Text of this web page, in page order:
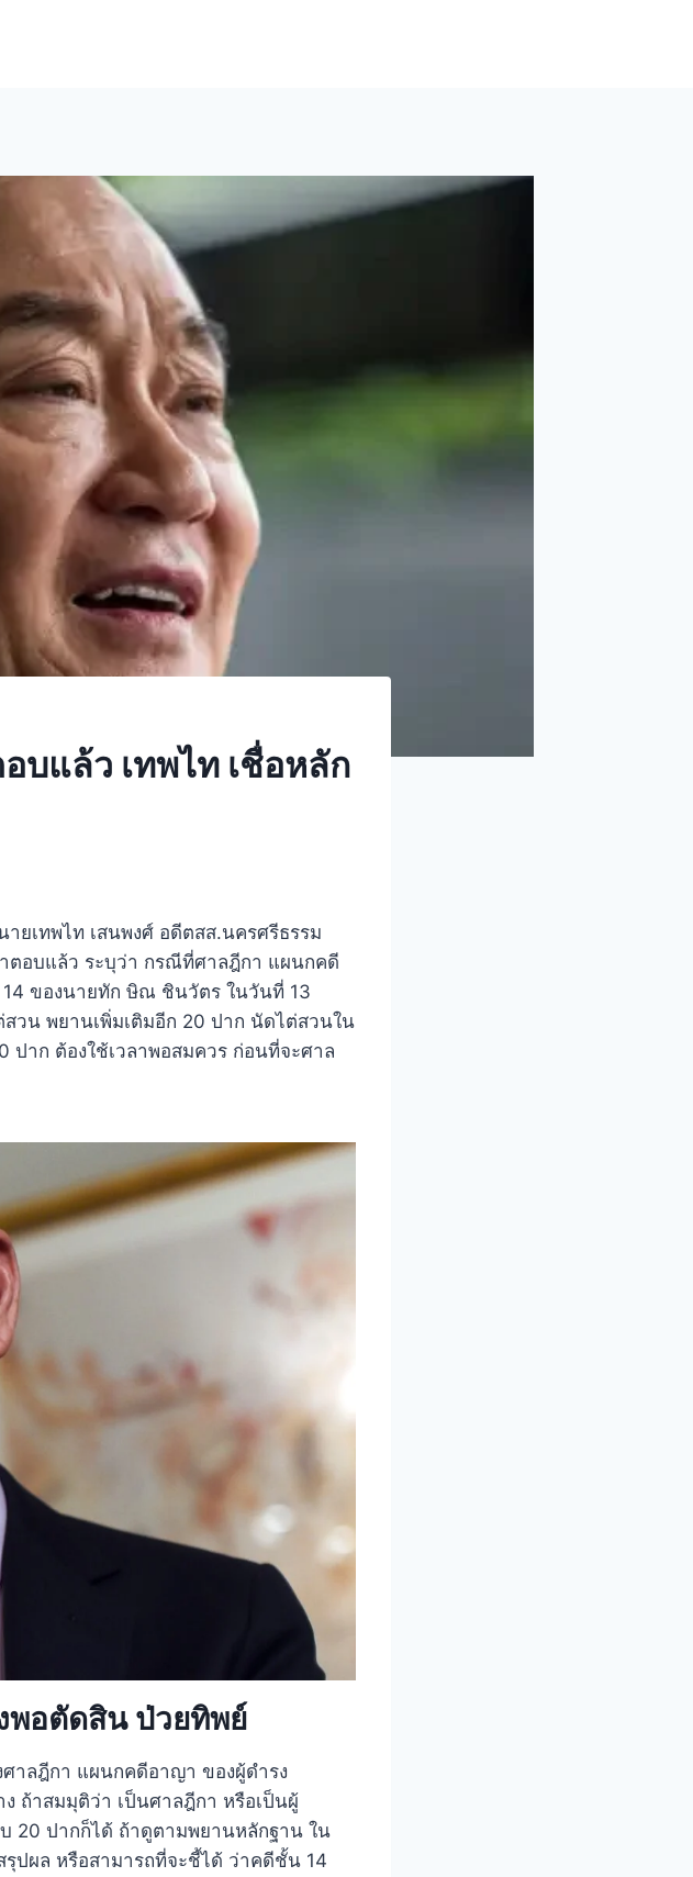
แล้ว เทพไท เชื่อหลัก
ายเทพไท เสนพงศ์ อดีตสส.นครศรีธรรม
ตอบแล้ว ระบุว่า กรณีที่ศาลฎีกา แผนกคดี
ของนายทัก ษิณ ชินวัตร ในวันที่ 13
วน พยานเพิ่มเติมอีก 20 ปาก นัดไต่สวนใน
าก ต้องใช้เวลาพอสมควร ก่อนที่จะศาล
อตัดสิน ป่วยทิพย์
าลฎีกา แผนกคดีอาญา ของผู้ดำรง
ง ถ้าสมมุติว่า เป็นศาลฎีกา หรือเป็นผู้
20 ปากก็ได้ ถ้าดูตามพยานหลักฐาน ใน
ปผล หรือสามารถที่จะชี้ได้ ว่าคดีชั้น 14